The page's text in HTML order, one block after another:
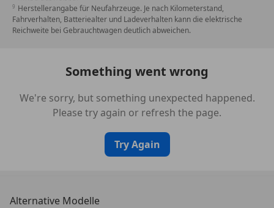
Herstellerangabe für Neufahrzeuge. Je nach Kilometerstand,
Fahrverhalten, Batteriealter und Ladeverhalten kann die elektrische
Reichweite bei Gebrauchtwagen deutlich abweichen.
Something went wrong
We're sorry, but something unexpected happened.
Please try again or refresh the page.
Try Again
Alternative Modelle